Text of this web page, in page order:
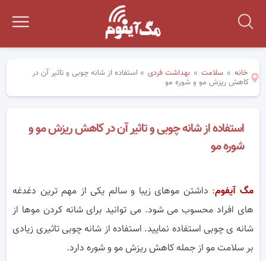
خانه » سلامت » بهداشت فردی » استفاده از شانه چوبی و تاثیر آن در
کاهش ریزش مو و شوره مو
استفاده از شانه چوبی و تاثیر آن در کاهش ریزش مو و
شوره مو
مگ آیفوم: داشتن موهای زیبا و سالم یکی از مهم ترین دغدغه
های افراد محسوب می شود. می توانید برای شانه کردن موها از
شانه ی چوبی استفاده نمایید. استفاده از شانه چوبی تاثیری زیادی
بر سلامت مو از جمله کاهش ریزش مو و شوره دارد.